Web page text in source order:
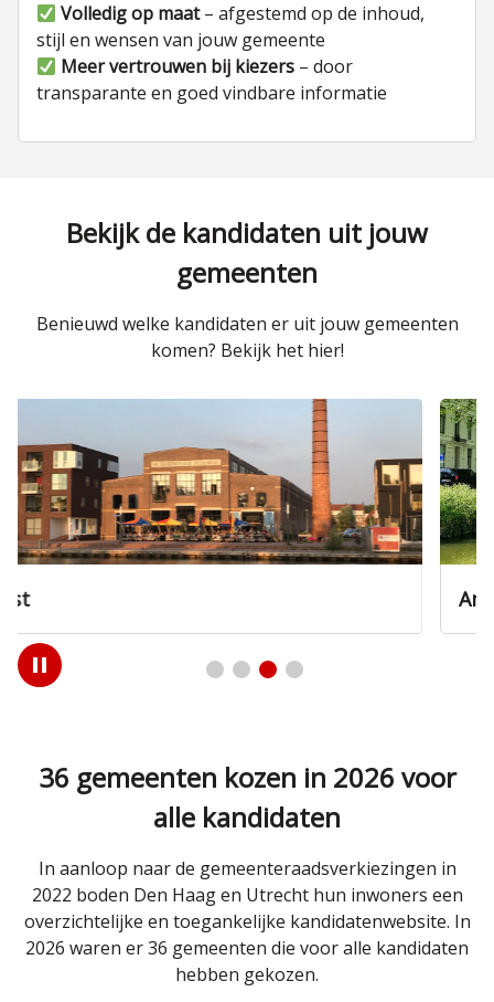
Volledig op maat– afgestemd op de inhoud,
stijl en wensen van jouw gemeente
Meer vertrouwen bij kiezers – door
transparante en goed vindbare informatie
Bekijk de kandidaten uit jouw
gemeenten
Benieuwd welke kandidaten er uit jouw gemeenten
komen? Bekijk het hier!
Play
/
36 gemeenten kozen in 2026 voor
alle kandidaten
In aanloop naar de gemeenteraadsverkiezingen in
2022 boden Den Haag en Utrecht hun inwoners een
overzichtelijke en toegankelijke kandidatenwebsite. In
2026 waren er 36 gemeenten die voor alle kandidaten
hebben gekozen.